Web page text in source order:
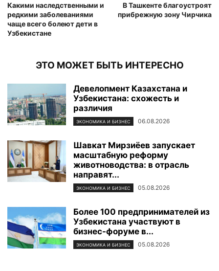
Какими наследственными и
редкими заболеваниями
чаще всего болеют дети в
Узбекистане
В Ташкенте благоустроят
прибрежную зону Чирчика
ЭТО МОЖЕТ БЫТЬ ИНТЕРЕСНО
Девелопмент Казахстана и
Узбекистана: схожесть и
различия
ЭКОНОМИКА И БИЗНЕС 06.08.2026
Шавкат Мирзиёев запускает
масштабную реформу
животноводства: в отрасль
направят...
ЭКОНОМИКА И БИЗНЕС 05.08.2026
Более 100 предпринимателей из
Узбекистана участвуют в
бизнес-форуме в...
ЭКОНОМИКА И БИЗНЕС 05.08.2026